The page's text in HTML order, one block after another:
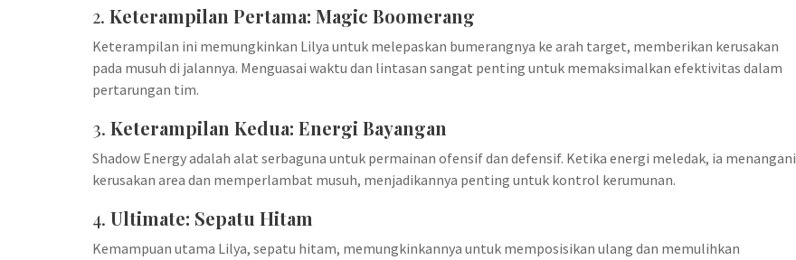
2. Keterampilan Pertama: Magic Boomerang
Keterampilan ini memungkinkan Lilya untuk melepaskan bumerangnya ke arah target, memberikan kerusakan
pada musuh di jalannya. Menguasai waktu dan lintasan sangat penting untuk memaksimalkan efektivitas dalam
pertarungan tim.
3. Keterampilan Kedua: Energi Bayangan
Shadow Energy adalah alat serbaguna untuk permainan ofensif dan defensif. Ketika energi meledak, ia menangani
kerusakan area dan memperlambat musuh, menjadikannya penting untuk kontrol kerumunan.
4. Ultimate: Sepatu Hitam
Kemampuan utama Lilya, sepatu hitam, memungkinkannya untuk memposisikan ulang dan memulihkan